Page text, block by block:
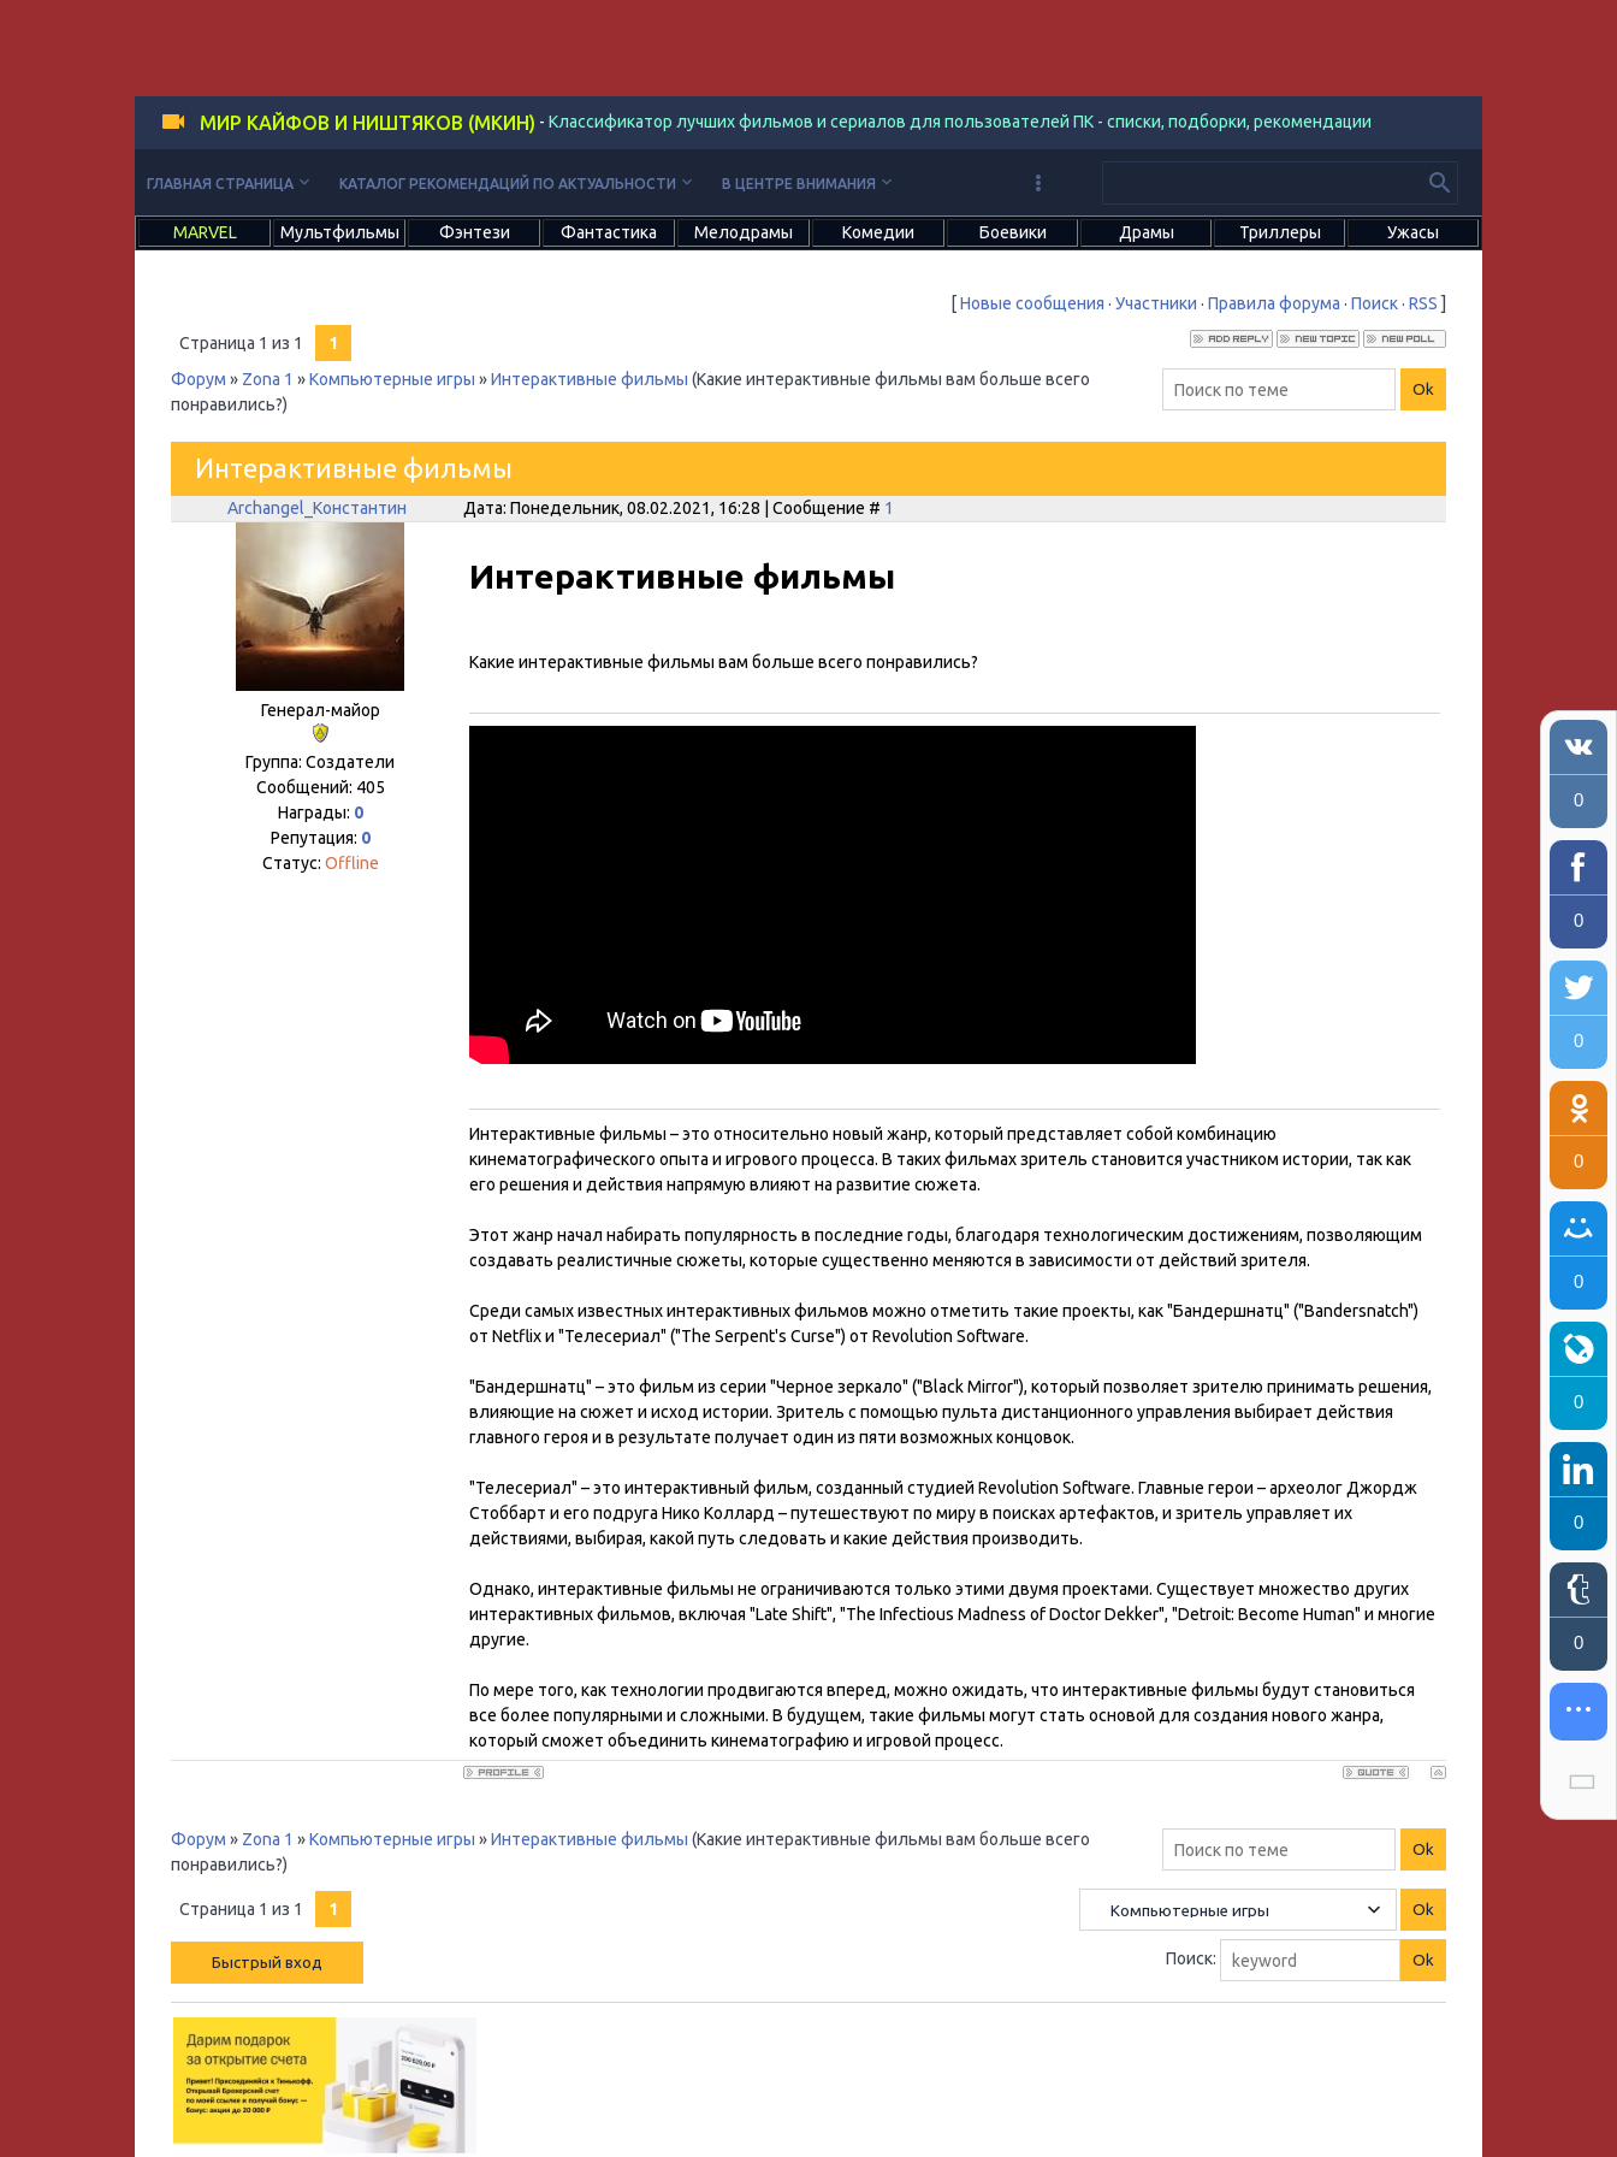
МИР КАЙФОВ И НИШТЯКОВ (МКИН) - Классификатор лучших фильмов и сериалов для пользователей ПК - списки, подборки, рекомендации
ГЛАВНАЯ СТРАНИЦА keyboard_arrow_down КАТАЛОГ РЕКОМЕНДАЦИЙ ПО АКТУАЛЬНОСТИ keyboard_arrow_down В ЦЕНТРЕ ВНИМАНИЯ keyboard_arrow_down
MARVEL Мультфильмы Фэнтези Фантастика Мелодрамы Комедии Боевики Драмы Триллеры Ужасы
[Новые сообщения · Участники · Правила форума · Поиск· RSS ]
Страница 1 из 1
1
Форум » Zona 1 »Компьютерные игры »Интерактивные фильмы (Какие интерактивные фильмы вам больше всего
понравились?)
Интерактивные фильмы
Archangel_Константин Дата: Понедельник, 08.02.2021, 16:28 | Сообщение # 1
Генерал-майор
Группа: Создатели
Сообщений: 405
Награды: 0
Репутация: 0
Статус: Offline
Интерактивные фильмы
Какие интерактивные фильмы вам больше всего понравились?
Интерактивные фильмы – это относительно новый жанр, который представляет собой комбинацию
кинематографического опыта и игрового процесса. В таких фильмах зритель становится участником истории, так как
его решения и действия напрямую влияют на развитие сюжета.
Этот жанр начал набирать популярность в последние годы, благодаря технологическим достижениям, позволяющим
создавать реалистичные сюжеты, которые существенно меняются в зависимости от действий зрителя.
Среди самых известных интерактивных фильмов можно отметить такие проекты, как "Бандершнатц" ("Bandersnatch")
от Netflix и "Телесериал" ("The Serpent's Curse") от Revolution Software.
"Бандершнатц" – это фильм из серии "Черное зеркало" ("Black Mirror"), который позволяет зрителю принимать решения,
влияющие на сюжет и исход истории. Зритель с помощью пульта дистанционного управления выбирает действия
главного героя и в результате получает один из пяти возможных концовок.
"Телесериал" – это интерактивный фильм, созданный студией Revolution Software. Главные герои – археолог Джордж
Стоббарт и его подруга Нико Коллард – путешествуют по миру в поисках артефактов, и зритель управляет их
действиями, выбирая, какой путь следовать и какие действия производить.
Однако, интерактивные фильмы не ограничиваются только этими двумя проектами. Существует множество других
интерактивных фильмов, включая "Late Shift", "The Infectious Madness of Doctor Dekker", "Detroit: Become Human" и многие
другие.
По мере того, как технологии продвигаются вперед, можно ожидать, что интерактивные фильмы будут становиться
все более популярными и сложными. В будущем, такие фильмы могут стать основой для создания нового жанра,
который сможет объединить кинематографию и игровой процесс.
Форум » Zona 1 »Компьютерные игры »Интерактивные фильмы (Какие интерактивные фильмы вам больше всего
понравились?)
Страница 1 из 1 1
Поиск:
0
0
0
0
0
0
0
0